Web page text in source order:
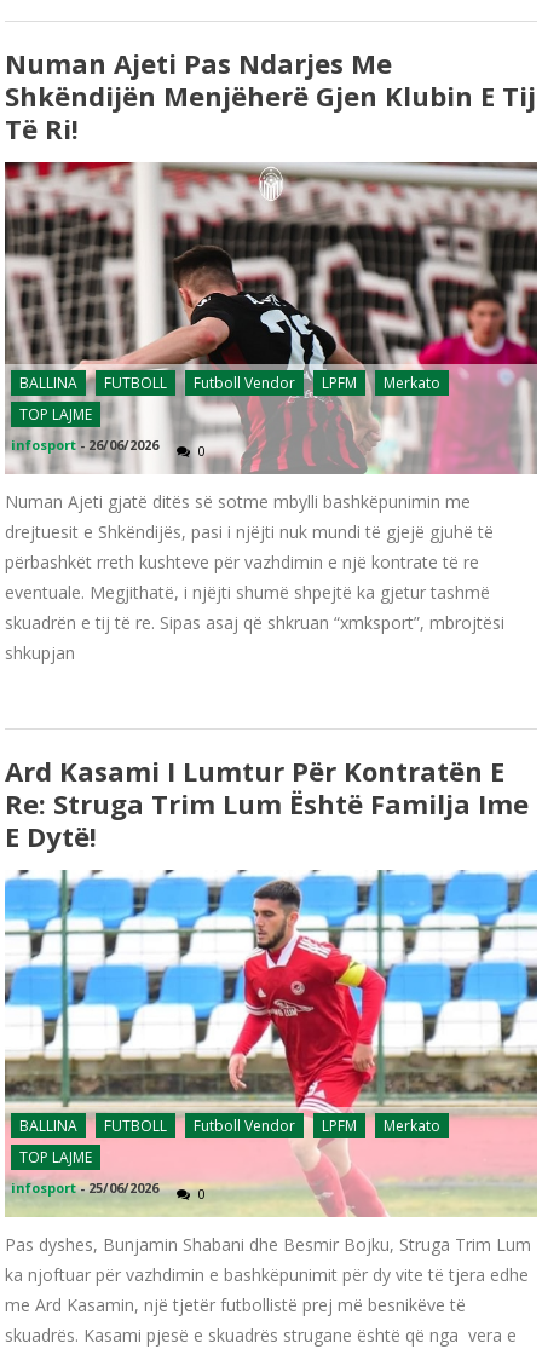
Numan Ajeti Pas Ndarjes Me
Shkëndijën Menjëherë Gjen Klubin E Tij
Të Ri!
BALLINA FUTBOLL Futboll Vendor LPFM
Merkato
TOP LAJME
infosport - 26/06/2026 0
Numan Ajeti gjatë ditës së sotme mbylli bashkëpunimin me
drejtuesit e Shkëndijës, pasi i njëjti nuk mundi të gjejë gjuhë të
përbashkët rreth kushteve për vazhdimin e një kontrate të re
eventuale. Megjithatë, i njëjti shumë shpejtë ka gjetur tashmë
skuadrën e tij të re. Sipas asaj që shkruan “xmksport”, mbrojtësi
shkupjan
Ard Kasami I Lumtur Për Kontratën E
Re: Struga Trim Lum Është Familja Ime
E Dytë!
BALLINA FUTBOLL Futboll Vendor LPFM
Merkato
TOP LAJME
infosport -25/06/2026 0
Pas dyshes, Bunjamin Shabani dhe Besmir Bojku, Struga Trim Lum
ka njoftuar për vazhdimin e bashkëpunimit për dy vite të tjera edhe
me Ard Kasamin, një tjetër futbollistë prej më besnikëve të
skuadrës. Kasami pjesë e skuadrës strugane është që nga vera e